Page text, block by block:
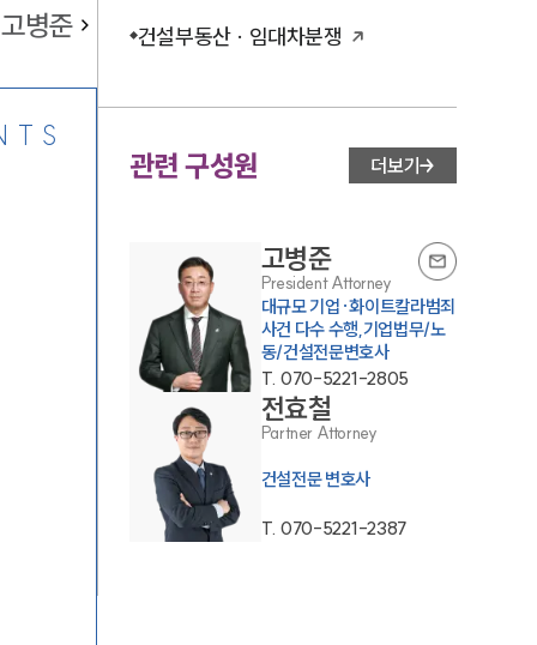
고병준 건설부동산 · 임대차분쟁
관련 구성원 더보기
고병준
President Attorney
대규모 기업·화이트칼라범죄
사건 다수 수행,기업법무/노
동/건설전문변호사
T. 070-5221-2805
전효철
Partner Attorney
건설전문 변호사
T. 070-5221-2387